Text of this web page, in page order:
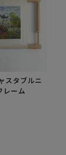
スタブルニ
レーム